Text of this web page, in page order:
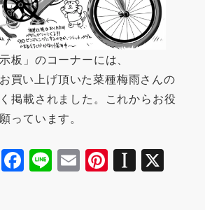
板」のコーナーには、
買い上げ頂いた菜種梅雨さんの
掲載されました。これからお役
っています。
F
a
Li
n
E
m
Pi
nt
In
st